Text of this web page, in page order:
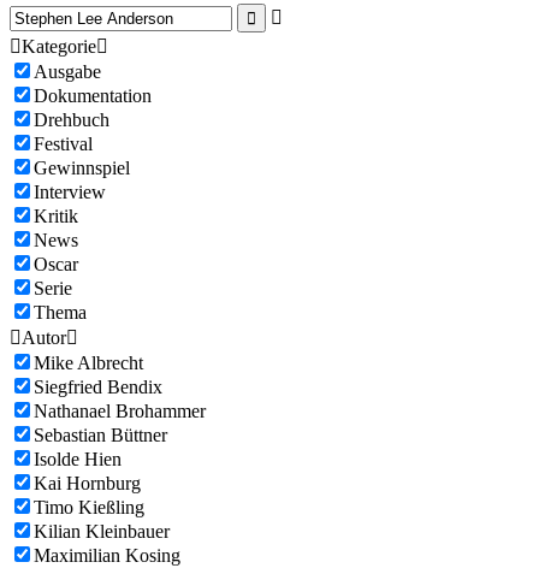


Kategorie
Ausgabe
Dokumentation
Drehbuch
Festival
Gewinnspiel
Interview
Kritik
News
Oscar
Serie
Thema
Autor
Mike Albrecht
Siegfried Bendix
Nathanael Brohammer
Sebastian Büttner
Isolde Hien
Kai Hornburg
Timo Kießling
Kilian Kleinbauer
Maximilian Kosing